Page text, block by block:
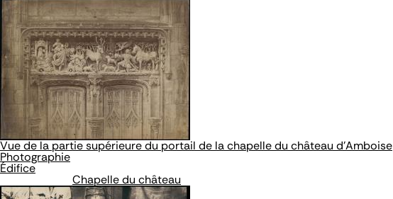
Vue de la partie supérieure du portail de la chapelle du château d'Amboise
Photographie
Édifice
Chapelle du château